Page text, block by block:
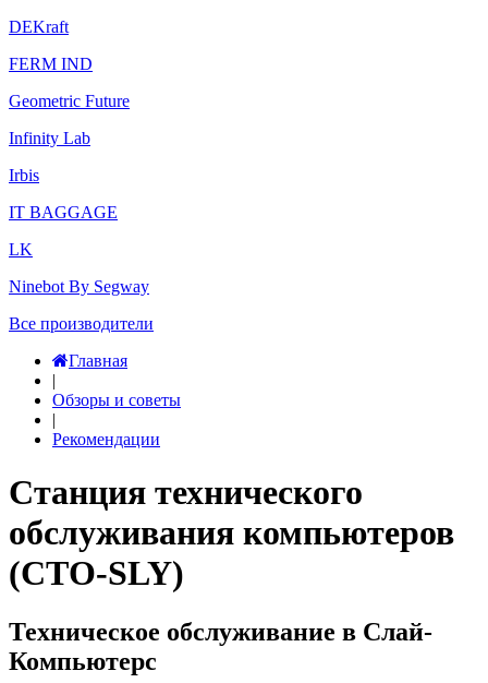
DEKraft
FERM IND
Geometric Future
Infinity Lab
Irbis
IT BAGGAGE
LK
Ninebot By Segway
Все производители
Главная
|
Обзоры и советы
|
Рекомендации
Станция технического
обслуживания компьютеров
(СТО-SLY)
Техническое обслуживание в Слай-
Компьютерс